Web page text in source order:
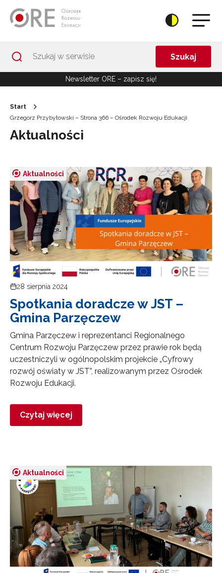
Szukaj
Newsletter ORE – zapisz się!
Start
Grzegorz Przybyłowski – Strona 366 – Ośrodek Rozwoju Edukacji
Aktualności
Aktualności
28 sierpnia 2024
Spotkania doradcze w JST –
Gmina Parzęczew
Gmina Parzęczew i reprezentanci Regionalnego
Centrum Rozwoju Parzęczew przez prawie rok będą
uczestniczyli w ogólnopolskim projekcie „Cyfrowy
rozwój oświaty w JST”, realizowanym przez Ośrodek
Rozwoju Edukacji.
Czytaj więcej
Aktualności